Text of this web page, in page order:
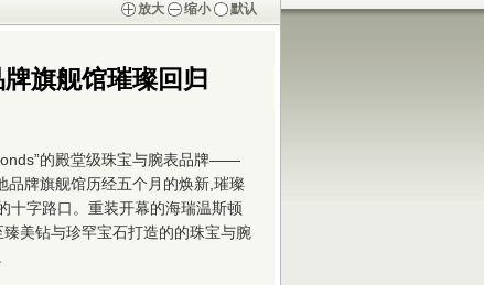
放大 缩小 默认
旗舰馆璀璨回归
的殿堂级珠宝与腕表品牌——
牌旗舰馆历经五个月的焕新,璀璨
十字路口。重装开幕的海瑞温斯顿
美钻与珍罕宝石打造的的珠宝与腕